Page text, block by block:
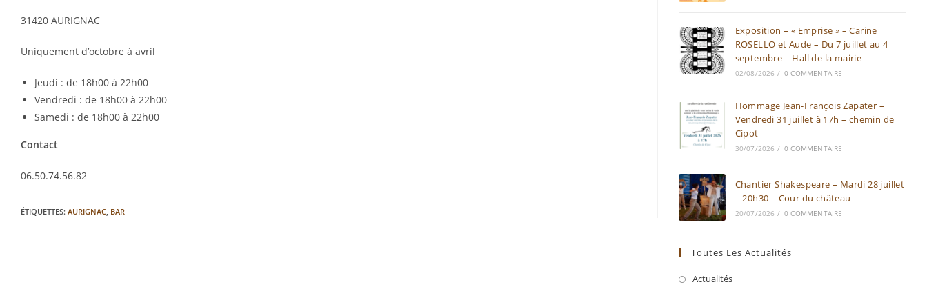
31420 AURIGNAC
Uniquement d’octobre à avril
Jeudi : de 18h00 à 22h00
Vendredi : de 18h00 à 22h00
Samedi : de 18h00 à 22h00
Contact
06.50.74.56.82
ÉTIQUETTES: AURIGNAC, BAR
Exposition – « Emprise » – Carine
ROSELLO et Aude – Du 7 juillet au 4
septembre – Hall de la mairie
02/08/2026 / 0 COMMENTAIRE
Hommage Jean-François Zapater –
Vendredi 31 juillet à 17h – chemin de
Cipot
30/07/2026 / 0 COMMENTAIRE
Chantier Shakespeare – Mardi 28 juillet
– 20h30 – Cour du château
20/07/2026 / 0 COMMENTAIRE
Toutes Les Actualités
Actualités